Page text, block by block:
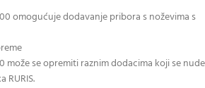
omogućuje dodavanje pribora s noževima s
može se opremiti raznim dodacima koji se nude
RURIS.